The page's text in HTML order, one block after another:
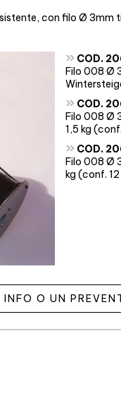
con filo Ø 3mm
» COD.
Filo 008 Ø
» COD.
Filo 008 Ø
1,5 kg
» COD.
Filo 008 Ø
kg (conf.
INFO O UN